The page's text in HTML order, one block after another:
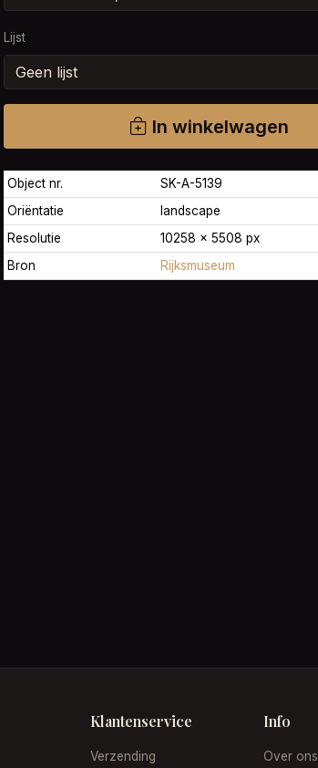
Lijst
In winkelwagen
Object nr.
SK-A-5139
Oriëntatie
landscape
Resolutie
10258 × 5508 px
Bron
Rijksmuseum
Klantenservice
Verzending
Info
Over ons